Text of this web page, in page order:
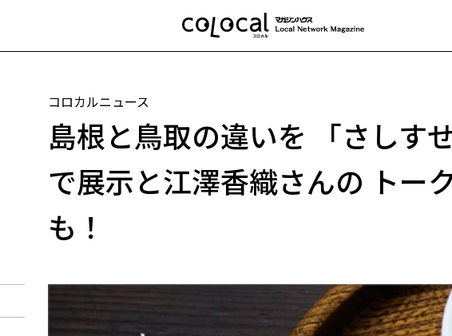
コロカルニュース
島根と鳥取の違いを 「さしす
で展示と江澤香織さんの トー
も！